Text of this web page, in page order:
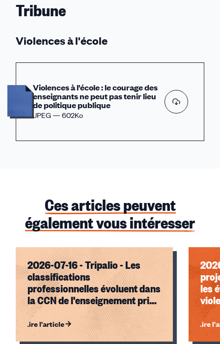
Tribune
Violences à l'école
Violences à l'école : le courage des
enseignants ne peut pas tenir lieu
de politique publique
JPEG — 602Ko
Ces articles peuvent
également vous intéresser
2026-07-16 - Tripalio - Les
classifications
professionnelles évoluent dans
la CCN de l'enseignement privé
indépendant
Lire l'article
les
Lire